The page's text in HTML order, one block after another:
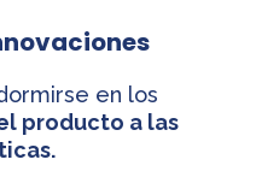
en los
producto a las